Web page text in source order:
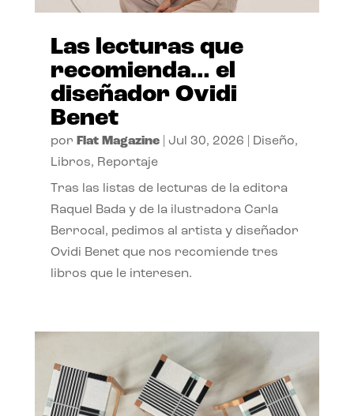
Las lecturas que
recomienda… el
diseñador Ovidi
Benet
por Flat Magazine| Jul 30, 2026 Diseño,
Libros, Reportaje
Tras las listas de lecturas de la editora
Raquel Bada y de la ilustradora Carla
Berrocal, pedimos al artista y diseñador
Ovidi Benet que nos recomiende tres
libros que le interesen.